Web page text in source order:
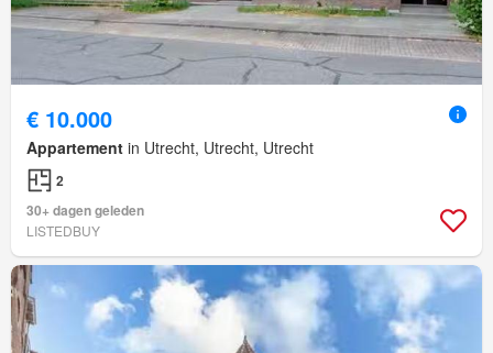
€ 10.000
Appartement in Utrecht, Utrecht, Utrecht
2
30+ dagen geleden
LISTEDBUY